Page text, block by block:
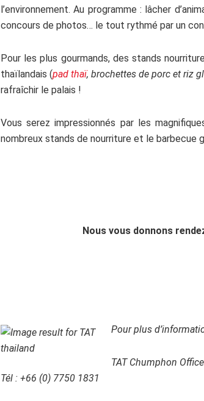
l’environnement. Au programme : lâcher
concours de photos… le tout rythmé par un
Pour les plus gourmands, des stands
thaïlandais (pad thaï, brochettes de porc et riz
rafraîchir le palais !
Vous serez impressionnés par les
nombreux stands de nourriture et le barbecue
Nous vous donnons
Pour plus
TAT Chumphon Office
Tél : +66 (0) 7750 1831